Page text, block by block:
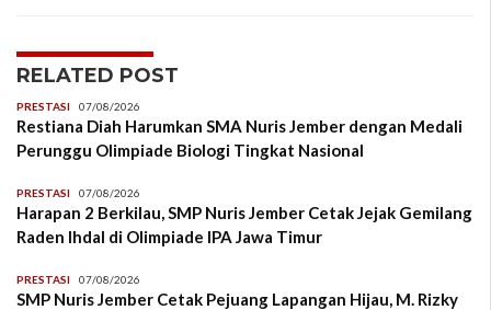
RELATED POST
PRESTASI 07/08/2026
Restiana Diah Harumkan SMA Nuris Jember dengan Medali
Perunggu Olimpiade Biologi Tingkat Nasional
PRESTASI 07/08/2026
Harapan 2 Berkilau, SMP Nuris Jember Cetak Jejak Gemilang
Raden Ihdal di Olimpiade IPA Jawa Timur
PRESTASI 07/08/2026
SMP Nuris Jember Cetak Pejuang Lapangan Hijau, M. Rizky